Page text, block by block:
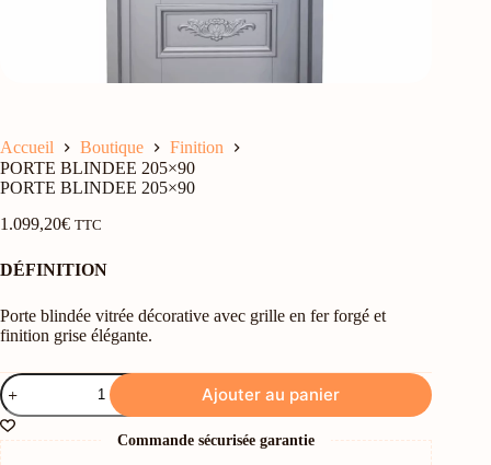
Accueil Boutique
Finition
PORTE BLINDEE 205×90
PORTE BLINDEE 205×90
1.099,20€ TTC
DÉFINITION
Porte blindée vitrée décorative avec grille en fer forgé et
finition grise élégante.
quantité
de
PORTE
BLINDEE
205x90
Ajouter au panier
Commande sécurisée garantie